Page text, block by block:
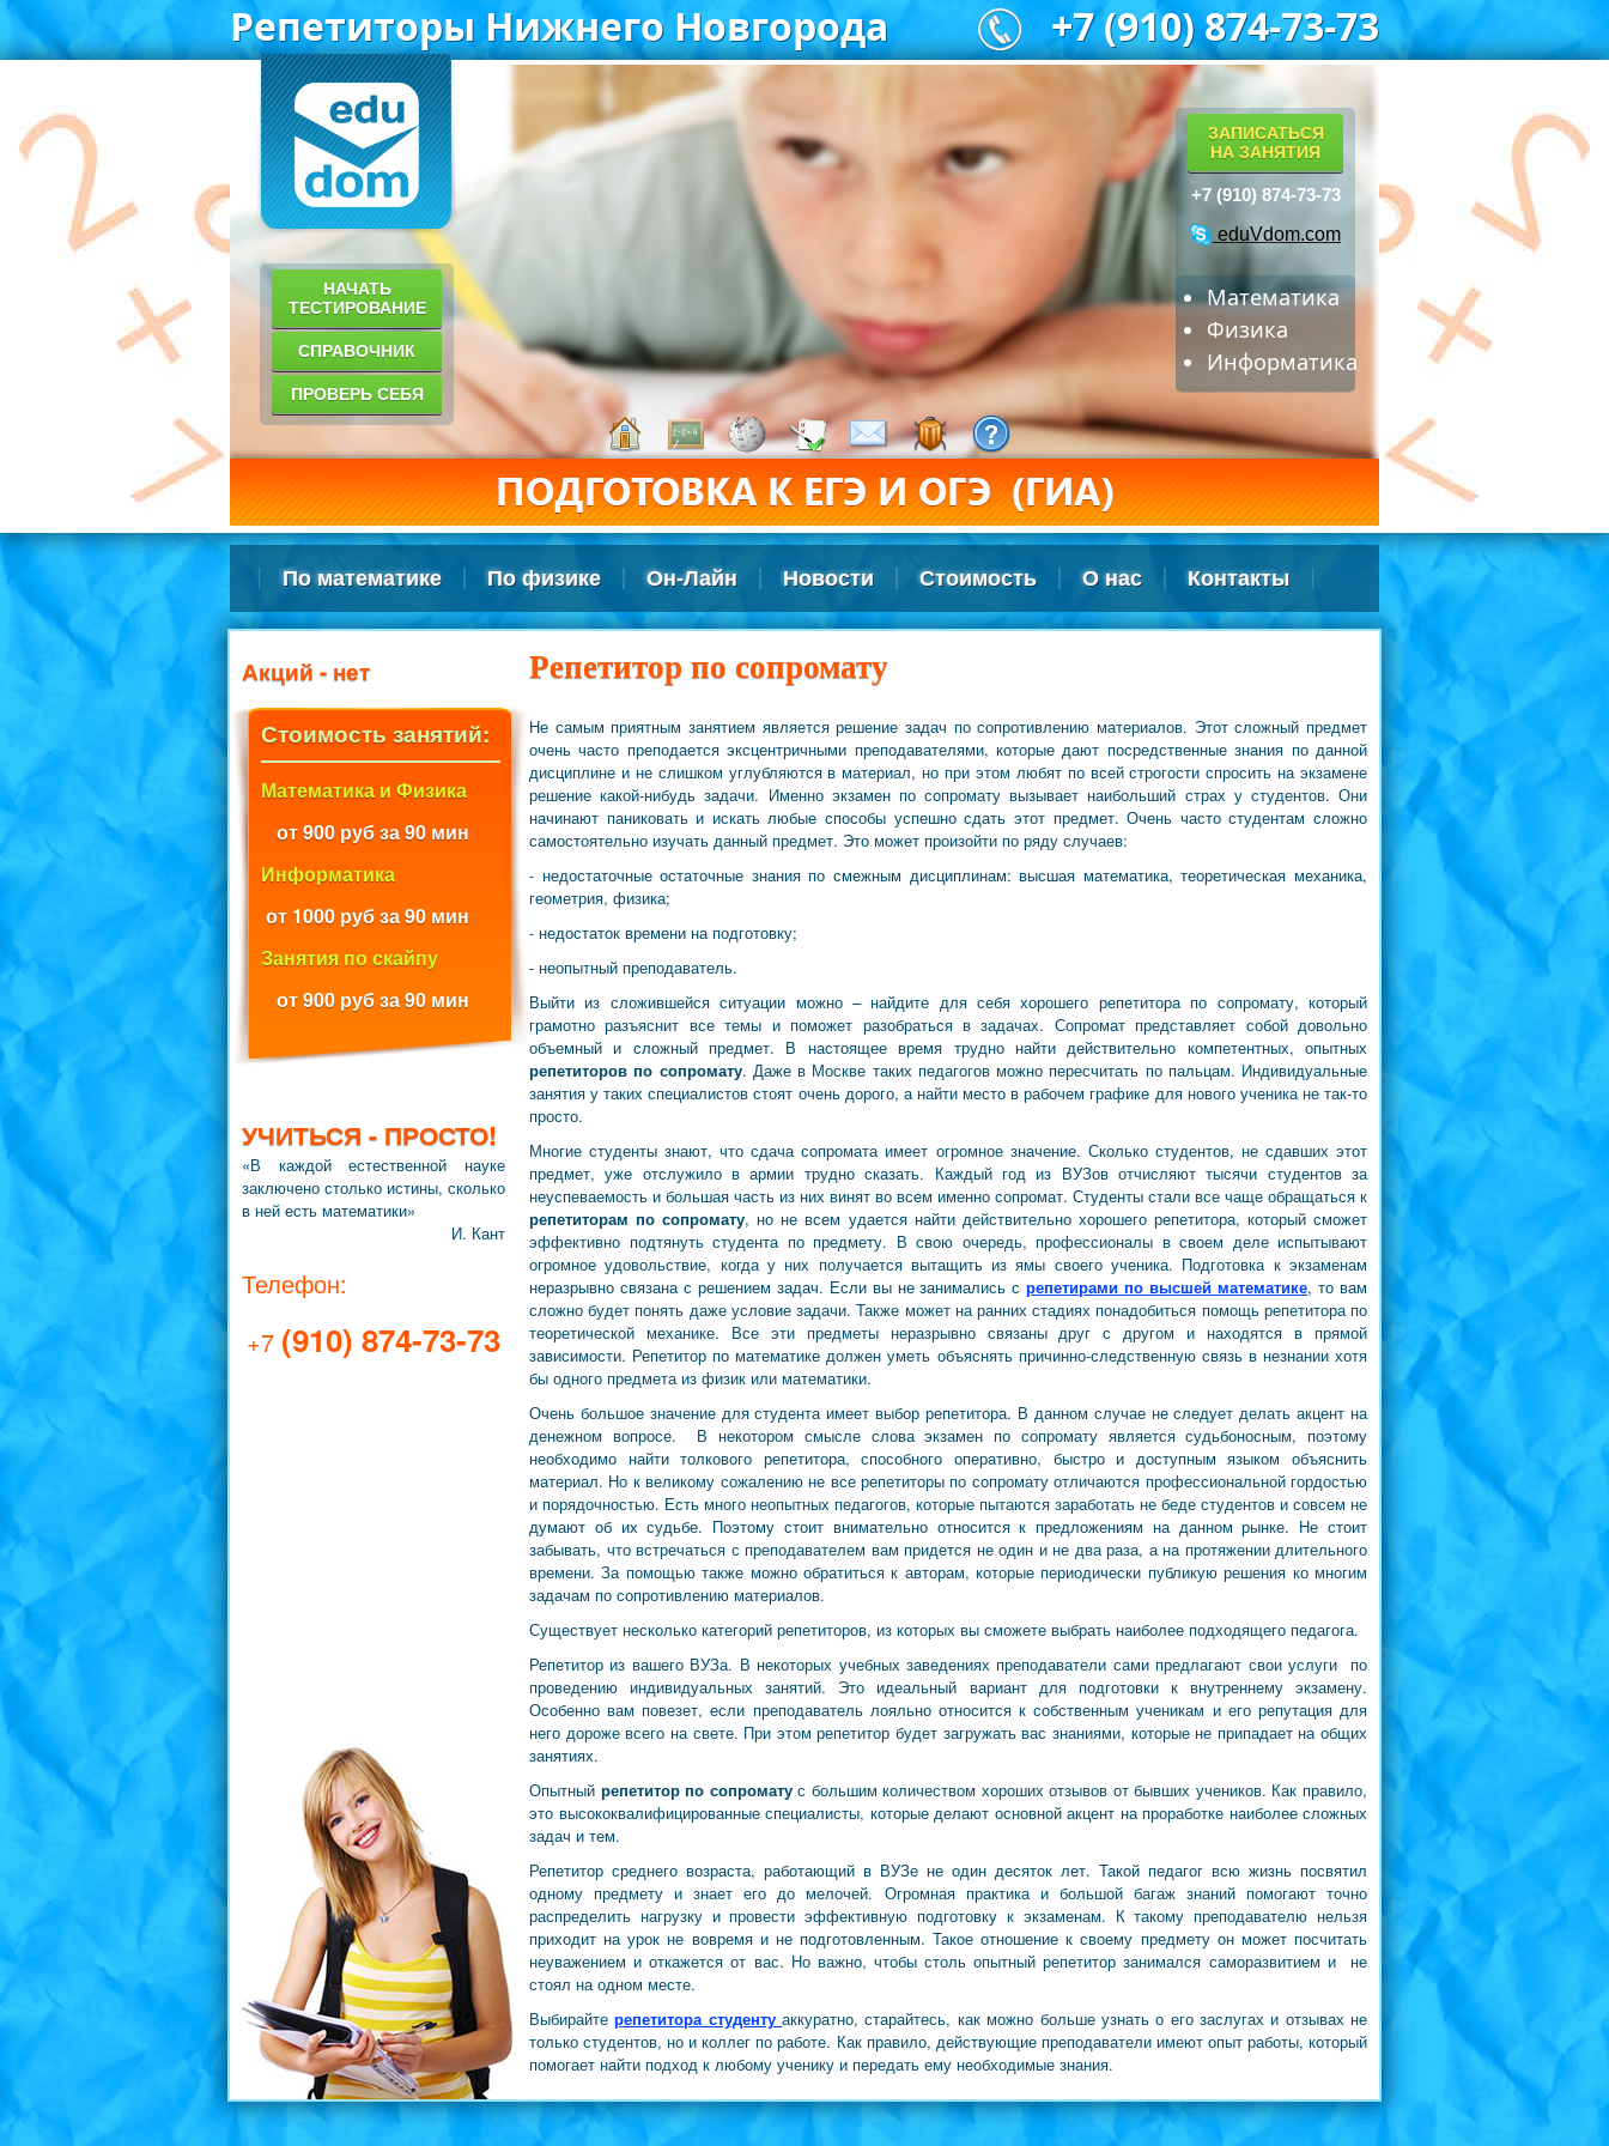
Репетиторы Нижнего Новгорода +7 (910) 874-73-73
НАЧАТЬ
ТЕСТИРОВАНИЕ
СПРАВОЧНИК
ПРОВЕРЬ СЕБЯ
ЗАПИСАТЬСЯ
НА ЗАНЯТИЯ
+7 (910) 874-73-73
eduVdom.com
Математика
Физика
Информатика
По математике По физике Он-Лайн Новости Стоимость О нас Контакты
Акций - нет
Стоимость занятий:
Математика и Физика
от 900 руб за 90 мин
Информатика
от 1000 руб за 90 мин
Занятия по скайпу
от 900 руб за 90 мин
УЧИТЬСЯ - ПРОСТО!
«В каждой естественной науке
заключено столько истины, сколько
в ней есть математики»
И. Кант
Телефон:
+7 (910) 874-73-73
Репетитор по сопромату
Не самым приятным занятием является решение задач по сопротивлению материалов. Этот сложный предмет
очень часто преподается эксцентричными преподавателями, которые дают посредственные знания по данной
дисциплине и не слишком углубляются в материал, но при этом любят по всей строгости спросить на экзамене
решение какой-нибудь задачи. Именно экзамен по сопромату вызывает наибольший страх у студентов. Они
начинают паниковать и искать любые способы успешно сдать этот предмет. Очень часто студентам сложно
самостоятельно изучать данный предмет. Это может произойти по ряду случаев:
- недостаточные остаточные знания по смежным дисциплинам: высшая математика, теоретическая механика,
геометрия, физика;
- недостаток времени на подготовку;
- неопытный преподаватель.
Выйти из сложившейся ситуации можно – найдите для себя хорошего репетитора по сопромату, который
грамотно разъяснит все темы и поможет разобраться в задачах. Сопромат представляет собой довольно
объемный и сложный предмет. В настоящее время трудно найти действительно компетентных, опытных
репетиторов по сопромату. Даже в Москве таких педагогов можно пересчитать по пальцам. Индивидуальные
занятия у таких специалистов стоят очень дорого, а найти место в рабочем графике для нового ученика не так-то
просто.
Многие студенты знают, что сдача сопромата имеет огромное значение. Сколько студентов, не сдавших этот
предмет, уже отслужило в армии трудно сказать. Каждый год из ВУЗов отчисляют тысячи студентов за
неуспеваемость и большая часть из них винят во всем именно сопромат. Студенты стали все чаще обращаться к
репетиторам по сопромату, но не всем удается найти действительно хорошего репетитора, который сможет
эффективно подтянуть студента по предмету. В свою очередь, профессионалы в своем деле испытывают
огромное удовольствие, когда у них получается вытащить из ямы своего ученика. Подготовка к экзаменам
неразрывно связана с решением задач. Если вы не занимались срепетирами по высшей математике, то вам
сложно будет понять даже условие задачи. Также может на ранних стадиях понадобиться помощь репетитора по
теоретической механике. Все эти предметы неразрывно связаны друг с другом и находятся в прямой
зависимости. Репетитор по математике должен уметь объяснять причинно-следственную связь в незнании хотя
бы одного предмета из физик или математики.
Очень большое значение для студента имеет выбор репетитора. В данном случае не следует делать акцент на
денежном вопросе. В некотором смысле слова экзамен по сопромату является судьбоносным, поэтому
необходимо найти толкового репетитора, способного оперативно, быстро и доступным языком объяснить
материал. Но к великому сожалению не все репетиторы по сопромату отличаются профессиональной гордостью
и порядочностью. Есть много неопытных педагогов, которые пытаются заработать не беде студентов и совсем не
думают об их судьбе. Поэтому стоит внимательно относится к предложениям на данном рынке. Не стоит
забывать, что встречаться с преподавателем вам придется не один и не два раза, а на протяжении длительного
времени. За помощью также можно обратиться к авторам, которые периодически публикую решения ко многим
задачам по сопротивлению материалов.
Существует несколько категорий репетиторов, из которых вы сможете выбрать наиболее подходящего педагога.
Репетитор из вашего ВУЗа. В некоторых учебных заведениях преподаватели сами предлагают свои услуги по
проведению индивидуальных занятий. Это идеальный вариант для подготовки к внутреннему экзамену.
Особенно вам повезет, если преподаватель лояльно относится к собственным ученикам и его репутация для
него дороже всего на свете. При этом репетитор будет загружать вас знаниями, которые не припадает на общих
занятиях.
Опытный репетитор по сопроматус большим количеством хороших отзывов от бывших учеников. Как правило,
это высококвалифицированные специалисты, которые делают основной акцент на проработке наиболее сложных
задач и тем.
Репетитор среднего возраста, работающий в ВУЗе не один десяток лет. Такой педагог всю жизнь посвятил
одному предмету и знает его до мелочей. Огромная практика и большой багаж знаний помогают точно
распределить нагрузку и провести эффективную подготовку к экзаменам. К такому преподавателю нельзя
приходит на урок не вовремя и не подготовленным. Такое отношение к своему предмету он может посчитать
неуважением и откажется от вас. Но важно, чтобы столь опытный репетитор занимался саморазвитием и не
стоял на одном месте.
Выбирайтерепетитора студентуаккуратно, старайтесь, как можно больше узнать о его заслугах и отзывах не
только студентов, но и коллег по работе. Как правило, действующие преподаватели имеют опыт работы, который
помогает найти подход к любому ученику и передать ему необходимые знания.